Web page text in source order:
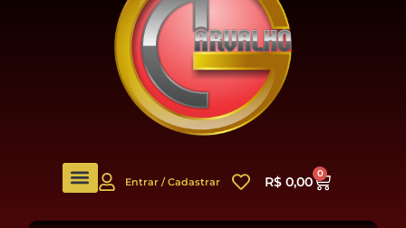
Entrar / Cadastrar R$ 0,00
0